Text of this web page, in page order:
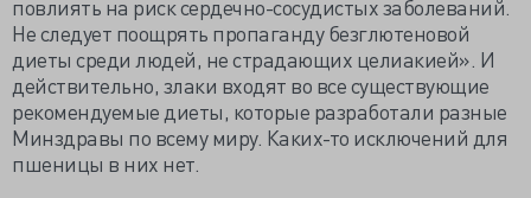
повлиять на риск сердечно-сосудистых заболеваний.
Не следует поощрять пропаганду безглютеновой
диеты среди людей, не страдающих целиакией». И
действительно, злаки входят во все существующие
рекомендуемые диеты, которые разработали разные
Минздравы по всему миру. Каких-то исключений для
пшеницы в них нет.